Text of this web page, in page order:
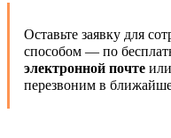
Оставьте заявку для
способом — по
электронной почте или
перезвоним в